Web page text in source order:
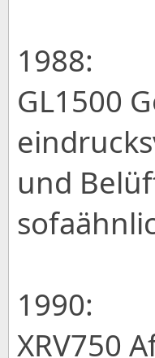
1988:
GL1500
und
1990:
XRV750